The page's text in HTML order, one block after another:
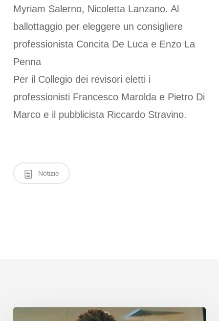
Myriam Salerno, Nicoletta Lanzano. Al
ballottaggio per eleggere un consigliere
professionista Concita De Luca e Enzo La
Penna
Per il Collegio dei revisori eletti i
professionisti Francesco Marolda e Pietro Di
Marco e il pubblicista Riccardo Stravino.
Notizie